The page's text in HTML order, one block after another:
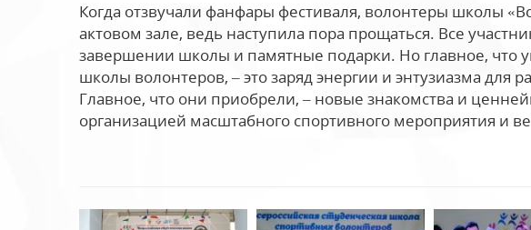
Когда отзвучали фанфары фестиваля, волонтеры школы
актовом зале, ведь наступила пора прощаться. Все
завершении школы и памятные подарки. Но главное, что
школы волонтеров, – это заряд энергии и энтузиазма для
Главное, что они приобрели, – новые знакомства и
организацией масштабного спортивного мероприятия и